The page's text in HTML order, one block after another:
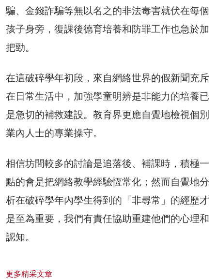
騙、金錢詐騙等無以名之的非法毒害就伏在每個
孩子身旁，復課後德育培養和防罪工作也急於加
把勁。
在這破碎學年初段，來自網絡世界的假新聞充斥
在日常生活中，加強學童明辨是非能力的培養已
是急切的補救建設。教育界更應自覺地檢視個別
業內人士的專業操守。
相信坊間較多的討論是追落後、補課時，積極一
點的會是把網絡教學經驗恆常化；然而自覺地分
析在破碎學年內學生得到的「非尋常」的經歷才
是至為重要，我們有責任協助重建他們的心理和
認知。
更多精采文章